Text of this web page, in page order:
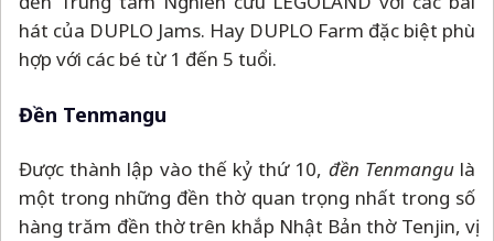
hát của DUPLO Jams. Hay DUPLO Farm đặc biệt phù
hợp với các bé từ 1 đến 5 tuổi.
Đền Tenmangu
Được thành lập vào thế kỷ thứ 10, đền Tenmangulà
một trong những đền thờ quan trọng nhất trong số
hàng trăm đền thờ trên khắp Nhật Bản thờ Tenjin, vị